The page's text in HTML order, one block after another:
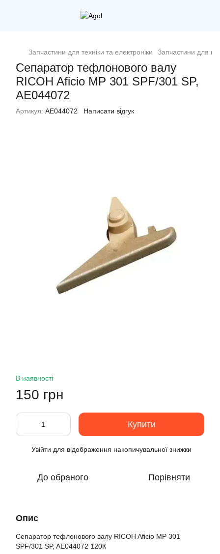
Запчастини для техніки та електроніки Запчастини для
Сепаратор тефлонового валу
RICOH Aficio MP 301 SPF/301 SP,
AE044072
Артикул: AE044072 Написати відгук
В наявності
150 грн
Купити
Увійти для відображення накопичувальної знижки
До обраного Порівняти
Опис
Сепаратор тефлонового валу RICOH Aficio MP 301
SPF/301 SP, AE044072 120К